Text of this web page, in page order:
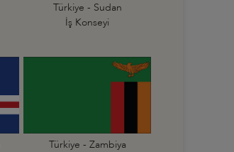
Türkiye - Sudan
İş Konseyi
Türkiye - Zambiya